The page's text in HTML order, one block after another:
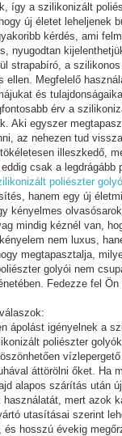
így a szilikonizált
új életet leheljenek
kérdés, ami
nyugodtan
strapabíró, a
ellen. Megfelelő
és
érv a
Aki egyszer
az nehezen tud
illeszkedő,
csak a legdrágább
poliészter
hanem egy új
kényelmes
mindig kéznél van,
nem luxus,
megtapasztalja,
golyói nem
Fedezze fel
ápolást igényelnek a
poliészter
áttörölni őket. Ha
alapos szárítás után
mert azok
utasításai szerint
és hosszú évekig